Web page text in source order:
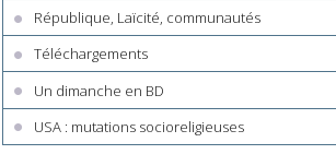
République, Laïcité, communautés
Téléchargements
Un dimanche en BD
USA : mutations socioreligieuses